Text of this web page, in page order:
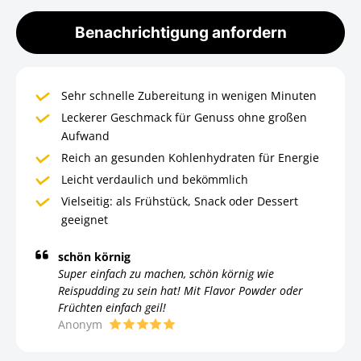
Benachrichtigung anfordern
Sehr schnelle Zubereitung in wenigen Minuten
Leckerer Geschmack für Genuss ohne großen
Aufwand
Reich an gesunden Kohlenhydraten für Energie
Leicht verdaulich und bekömmlich
Vielseitig: als Frühstück, Snack oder Dessert
geeignet
schön körnig
Super einfach zu machen, schön körnig wie
Reispudding zu sein hat! Mit Flavor Powder oder
Früchten einfach geil!
Anonym